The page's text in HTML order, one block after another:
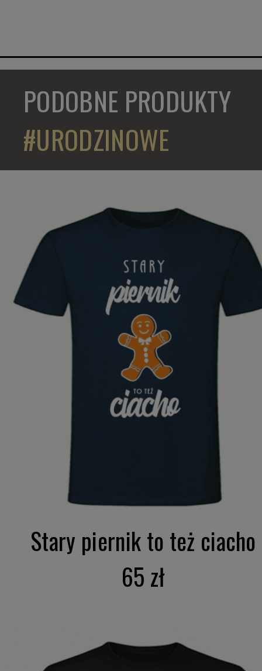
PODOBNE PRODUKTY
#URODZINOWE
Stary piernik to też ciacho
65 zł